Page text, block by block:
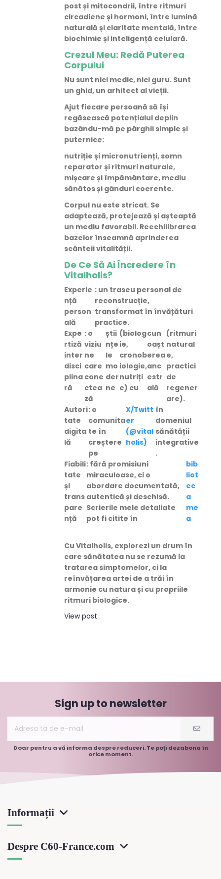
post și mitocondrii, între ritmuri
circadiene și hormoni, între lumină
naturală și claritate mentală, între
biochimie și inteligență celulară.
Crezul Meu: Redă Puterea
Corpului
Nu sunt nici medic, nici guru. Sunt
un ghid, un arhitect al vieții.
Ajut fiecare persoană să își
regăsească potențialul deplin
bazându-mă pe pârghii simple și
puternice:
nutriție și micronutrienți, somn
reparator și ritmuri naturale,
mișcare și împământare, mediu
sănătos și gânduri coerente.
Corpul nu este stricat. Se
adaptează, protejează și așteaptă
un mediu favorabil. Reechilibrarea
bazelor înseamnă aprinderea
scânteii vitalității.
De Ce Să Ai Încredere în
Vitalholis?
Experie
nță
person
ală
: un traseu personal de
reconstrucție,
transformat în învățături
practice.
Expe
rtiză
inter
disci
plina
ră
: o
viziu
ne
care
cone
ctea
ză
știi
nțe
le
mo
der
ne
(biolog
ie,
cronob
iologie,
nutriți
e) cu
cun
oașt
erea
anc
estr
ală
(ritmuri
natural
e,
practici
de
regener
are).
Autori
tate
digita
lă
: o
comunita
te în
creștere
pe
X/Twitt
er
(@vital
holis)
în
domeniul
sănătății
integrative
.
Fiabili
tate
și
trans
pare
nță
: fără promisiuni
miraculoase, ci o
abordare documentată,
autentică și deschisă.
Scrierile mele detaliate
pot fi citite în
bib
liot
ec
a
me
a
Cu Vitalholis, explorezi un drum în
care sănătatea nu se rezumă la
tratarea simptomelor, ci la
reînvățarea artei de a trăi în
armonie cu natura și cu propriile
ritmuri biologice.
View post
Sign up to newsletter
Doar pentru a vă informa despre reduceri. Te poți dezabona în
orice moment.
Informații
Despre C60-France.com